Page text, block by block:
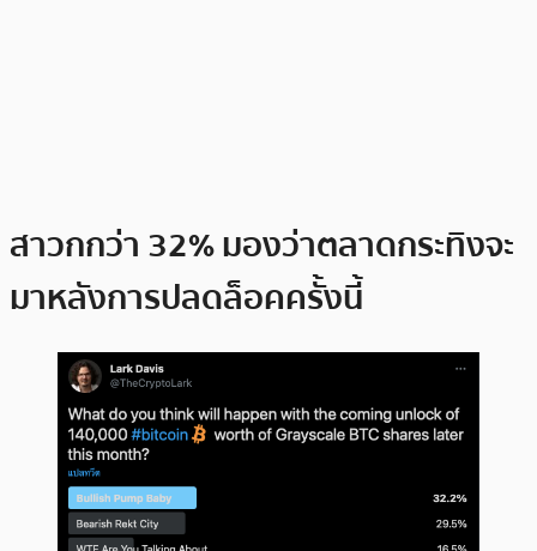
สาวกกว่า 32% มองว่าตลาดกระทิงจะ
มาหลังการปลดล็อคครั้งนี้